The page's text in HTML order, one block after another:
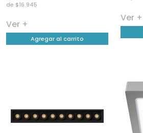
de $16.945
Ver +
Agregar al carrito
Ver +